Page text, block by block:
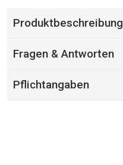
Produktbeschreibung
Fragen & Antworten
Pflichtangaben